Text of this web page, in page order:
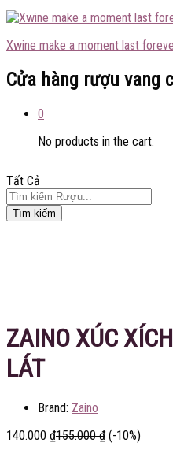
Xwine make a moment last
Cửa hàng rượu vang
0
No products in the cart.
Tất Cả
Tìm kiếm
ZAINO XÚC
LÁT
Brand: Zaino
140.000 ₫155.000₫ (-10%)